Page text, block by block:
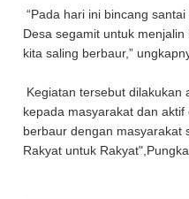
“Pada hari ini bincang
Desa segamit untuk
kita saling berbaur,”
Kegiatan tersebut dilakukan
kepada masyarakat dan
berbaur dengan masyarakat
Rakyat untuk